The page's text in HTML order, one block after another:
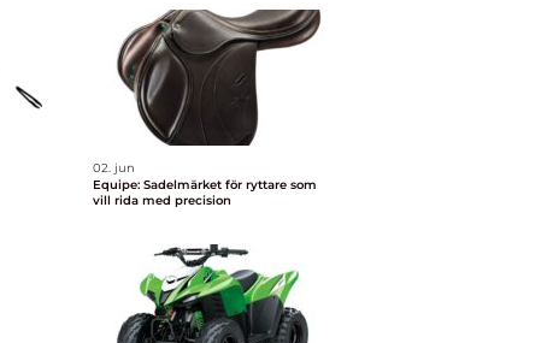
02. jun
Equipe: Sadelmärket för ryttare som
vill rida med precision